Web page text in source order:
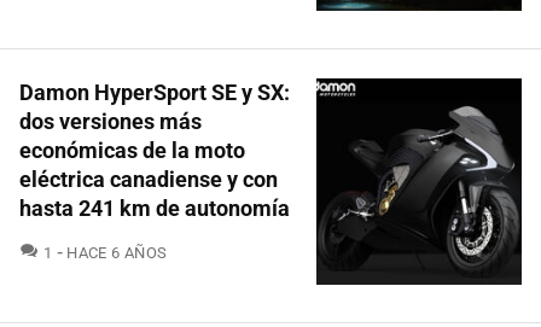
Damon HyperSport SE y SX:
dos versiones más
económicas de la moto
eléctrica canadiense y con
hasta 241 km de autonomía
1 COMENTARIOS
HACE 6 AÑOS